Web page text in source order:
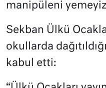
manipüleni
Sekban Ülkü
okullarda
kabul etti: